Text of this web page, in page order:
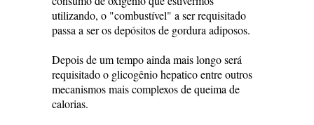
utilizando, o "combustível" a ser requisitado
passa a ser os depósitos de gordura adiposos.
Depois de um tempo ainda mais longo será
requisitado o glicogênio hepatico entre outros
mecanismos mais complexos de queima de
calorias.